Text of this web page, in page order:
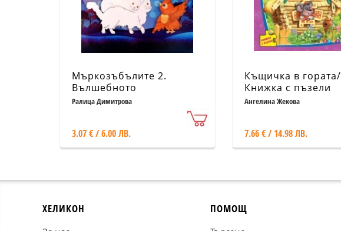
Мъркозъбълите 2.
Вълшебното
продължение без магии
Ралица Димитрова
3.07 € / 6.00 ЛВ.
Къщичка в гората/
Книжка с пъзели
Ангелина Жекова
7.66 € / 14.98 ЛВ.
ХЕЛИКОН ПОМОЩ